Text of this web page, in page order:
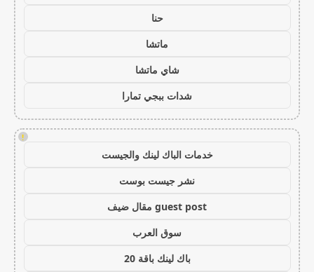
حنا
ماتشا
شاي ماتشا
شدات ببجي تمارا
!
خدمات الباك لينك والجيست
نشر جيست بوست
guest post مقال ضيف
سوق العرب
باك لينك باقة 20